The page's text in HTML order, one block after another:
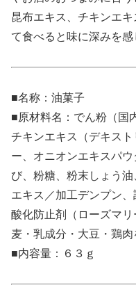
昆布エキス、チキンエ
て食べると味に深みを感
■名称：油菓子
■原材料名：でん粉（国
チキンエキス（デキス
ー、オニオンエキスパ
び、粉糖、粉末しょう
エキス／加工デンプン、
酸化防止剤（ローズマ
麦・乳成分・大豆・鶏肉
■内容量：６３ｇ